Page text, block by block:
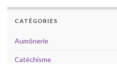
CATÉGORIES
Aumônerie
Catéchisme